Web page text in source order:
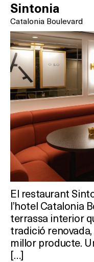
Sintonia
Catalonia Boulevard
El restaurant
l’hotel Catalonia
terrassa interior
tradició
millor producte.
[…]